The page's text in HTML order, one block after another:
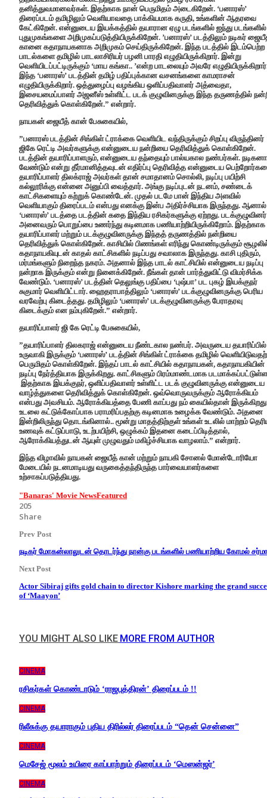
தனித்துவமானவர்கள். இதற்காக நான் பெருமிதம் அடைகிறேன். ‘பனாரஸ்’
திரைப்படம் தமிழிலும் வெளியாவதை பாக்கியமாக கருதி, உங்களின் ஆதரவை
கேட்கிறேன். என்னுடைய இயக்கத்தில் தயாரான ஏழு படங்களில் ஐந்து படங்களில்
புதுமுகங்களை அறிமுகப்படுத்தியிருக்கிறேன். ’பனாரஸ்’ படத்திலும் நடிகர்
கானை கதாநாயகனாக அறிமுகம் செய்திருக்கிறேன். இந்த படத்தில் இடம்பெற்ற
பாடல்களை தமிழில் பாடலாசிரியர் பழனி பாரதி எழுதியிருக்கிறார். இன்று
வெளியிடப்பட்டிருக்கும் ‘மாய கங்கா.. ’என்ற பாடலையும் அவரே
இந்த ‘பனாரஸ்’ படத்தின் தமிழ் பதிப்புக்கான வசனங்களை காமராசன்
எழுதியிருக்கிறார். ஒத்துழைப்பு வழங்கிய ஒளிப்பதிவாளர் அத்வைதா,
இசையமைப்பாளர் அஜனீஸ் உள்ளிட்ட படக் குழுவினருக்கு இந்த தருணத்தில்
தெரிவித்துக் கொள்கிறேன்.” என்றார்.
நாயகன் ஜையீத் கான் பேசுகையில்,
”பனாரஸ் படத்தின் சிங்கிள் ட்ராக்கை வெளியிட வந்திருக்கும் சிறப்பு விருந்தினர்
ஜிகே ரெட்டி அவர்களுக்கு என்னுடைய நன்றியை தெரிவித்துக் கொள்கிறேன்.
படத்தின் தயாரிப்பாளரும், என்னுடைய தந்தையும் பால்யகால நண்பர்கள்.
வேண்டும் என்று தீர்மானித்தவுடன் எதிர்ப்பு தெரிவித்த என்னுடைய
தயாரிப்பாளர் திலக்ராஜ் அவர்கள் தான் சமாதானம் சொல்லி, நடிப்பு பயிற்சி
கல்லூரிக்கு என்னை அனுப்பி வைத்தார். அங்கு நடிப்புடன் நடனம், சண்டைக்
காட்சிகளையும் கற்றுக் கொண்டேன். முதல் படமே பான் இந்திய அளவில்
வெளியாகும் திரைப்படம் என்பது எனக்கு இன்ப அதிர்ச்சியாக இருந்தது. ஆனால்
‘பனாரஸ்’ படத்தை படத்தின் கதை இந்திய ரசிகர்களுக்கு ஏற்றது. படக்குழுவினர்
அனைவரும் பொறுப்பை உணர்ந்து கடினமாக பணியாற்றியிருக்கிறோம். இதற்காக
தயாரிப்பாளர் மற்றும் படக்குழுவினருக்கு இந்தத் தருணத்தில் நன்றியை
தெரிவித்துக் கொள்கிறேன். காசியில் பிணங்கள் எரிந்து கொண்டிருக்கும்
கதாநாயகியுடன் காதல் காட்சிகளில் நடிப்பது சவாலாக இருந்தது. காசி புதிரும்,
மர்மங்களும் நிறைந்த நகரம். அதனால் இந்த பாடல் காட்சியில் என்னுடைய நடிப்பு
நன்றாக இருக்கும் என்று நினைக்கிறேன். நீங்கள் தான் பார்த்துவிட்டு விமர்சிக்க
வேண்டும். ‘பனாரஸ்’ படத்தின் தெலுங்கு பதிப்பை ‘புஷ்பா’ பட புகழ் இயக்குநர்
சுகுமார் வெளியிட்டார். ஹைதராபாத்திலும் ‘பனாரஸ்’ படக்குழுவினருக்கு பெரிய
வரவேற்பு கிடைத்தது. தமிழிலும் ‘பனாரஸ்’ படக்குழுவினருக்கு பேராதரவு
கிடைக்கும் என நம்புகிறேன்.” என்றார்.
தயாரிப்பாளர் ஜி கே ரெட்டி பேசுகையில்,
”தயாரிப்பாளர் திலகராஜ் என்னுடைய நீண்டகால நண்பர். அவருடைய தயாரிப்பில்
உருவாகி இருக்கும் ‘பனாரஸ்’ படத்தின் சிங்கிள் ட்ராக்கை தமிழில்
பெருமிதம் கொள்கிறேன். இந்தப் பாடல் காட்சியில் கதாநாயகன், கதாநாயகியின்
நடிப்பு நேர்த்தியாக இருக்கிறது. காட்சிகளும் பிரம்மாண்டமாக
இதற்காக இயக்குநர், ஒளிப்பதிவாளர் உள்ளிட்ட படக் குழுவினருக்கு என்னுடைய
வாழ்த்துகளை தெரிவித்துக் கொள்கிறேன். ஒவ்வொருவருக்கும் ஆரோக்கியம்
என்பது அவசியம். ஆரோக்கியத்தை பேணி காப்பது நம் கையில்தான்
உடலை கட்டுக்கோப்பாக பராமரிப்பதற்கு கடினமாக உழைக்க வேண்டும். அதனை
இன்றிலிருந்து தொடங்கினால்.. மூன்று மாதத்திற்குள் உங்கள் உடலில் மாற்றம்
உணவுக் கட்டுப்பாடு, உடற்பயிற்சி, ஒழுக்கம் இதனை கடைப்பிடித்தால்,
ஆரோக்கியத்துடன் ஆயுள் முழுவதும் மகிழ்ச்சியாக வாழலாம்.” என்றார்.
இந்த விழாவில் நாயகன் ஜையீத் கான் மற்றும் நாயகி சோனல் மோன்டோரியோ
மேடையில் நடனமாடியது வருகைத்தந்திருந்த பார்வையாளர்களை
உற்சாகப்படுத்தியது.
"Banaras' Movie NewsFeatured
205
Share
Prev Post
நடிகர் மோகன்லாலுடன் தொடர்ந்து நான்கு படங்களில் பணியாற்றிய கோமல்
Next Post
Actor Sibiraj gifts gold chain to director Kishore marking the grand
of ‘Maayon’
YOU MIGHT ALSO LIKE MORE FROM AUTHOR
CINEMA
ரசிகர்கள் கொண்டாடும் ‘ராஜபுத்திரன்’ திரைப்படம் !!
CINEMA
ரிலீசுக்கு தயாராகும் புதிய திரில்லர் திரைப்படம் “தென் சென்னை”
CINEMA
மெசேஜ் மூலம் உயிரை காப்பாற்றும் திரைப்படம் ‘மெஸன்ஜர்’
CINEMA